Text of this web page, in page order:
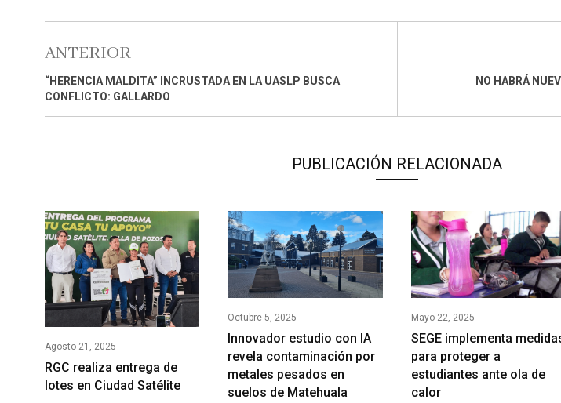
ANTERIOR
“HERENCIA MALDITA” INCRUSTADA EN LA UASLP BUSCA
CONFLICTO: GALLARDO
NO HABRÁ
PUBLICACIÓN RELACIONADA
Agosto 21, 2025
RGC realiza entrega de
lotes en Ciudad Satélite
Octubre 5, 2025
Innovador estudio con IA
revela contaminación por
metales pesados en
suelos de Matehuala
Mayo 22, 2025
SEGE implementa
para proteger a
estudiantes ante ola de
calor